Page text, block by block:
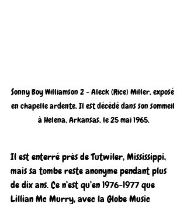
Sonny Boy Williamson 2 - Aleck (Rice) Miller, exposé
en chapelle ardente. Il est décédé dans son sommeil
à Helena, Arkansas, le 25 mai 1965.
Il est enterré près de Tutwiler, Mississippi,
mais sa tombe reste anonyme pendant plus
de dix ans. Ce n’est qu’en 1976-1977 que
Lillian Mc Murry, avec la Globe Music